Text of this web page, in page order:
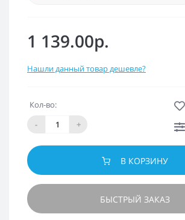
1 139.00р.
Нашли данный товар дешевле?
Кол-во:
-
+
В КОРЗИНУ
БЫСТРЫЙ ЗАКАЗ